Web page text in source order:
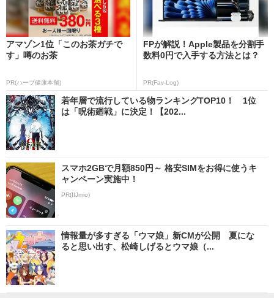
アマゾン1位「このお茶ガチで
す」噂のお茶
PR(ハーブ健康本舗)
FPが解説！Apple製品を分割手
数料0円で入手する方法とは？
PR(Fav-Log)
若年層で流行している物ランキングTOP10！ 1位
は「呪術廻戦」に決定！【202...
スマホ2GBで月額850円～ 格安SIMをお得に使うキ
ャンペーン実施中！
PR(IIJmio)
情報量が多すぎる「ウマ娘」新CMが公開 夏にな
ると思い出す、松崎しげるとウマ娘（...